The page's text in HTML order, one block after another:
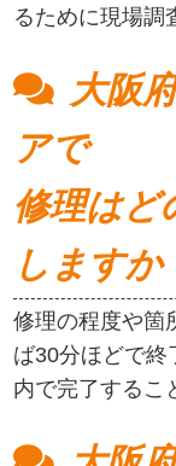
るために現場調
大阪
アで
修理はど
しますか
修理の程度や箇
ば30分ほどで終
内で完了するこ